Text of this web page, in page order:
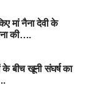
मां नैना देवी के
की….
बीच खूनी संघर्ष का